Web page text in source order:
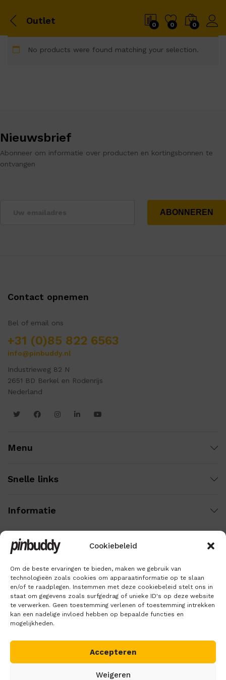
Cookiebeleid
Om de beste ervaringen te bieden, maken we gebruik van
technologieën zoals cookies om apparaatinformatie op te slaan
en/of te raadplegen. Instemmen met deze cookiebeleid stelt ons in
staat om gegevens zoals surfgedrag of unieke ID's op deze website
te verwerken. Geen toestemming verlenen of toestemming intrekken
kan een nadelige invloed hebben op bepaalde functies en
mogelijkheden.
Accepteren
Weigeren
Outlet 0 0 0
No products were found matching your selection.
Nieuwsbrief
Abonneer om informatie over producten en kortingsbonnen te
ontvangen
Contact opnemen
Bel of email ons
+31 (0)85 822 6563
info@pinbuddy.nl
Industrieweg 82 N
2651 BD Berkel en Rodenrijs
Nederland
Menu
Snelle links
Informatie